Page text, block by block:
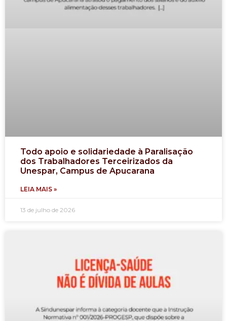
Todo apoio e solidariedade à Paralisação
dos Trabalhadores Terceirizados da
Unespar, Campus de Apucarana
LEIA MAIS »
13 de julho de 2026